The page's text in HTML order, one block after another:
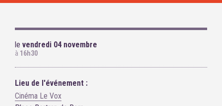
le vendredi 04 novembre
à 16h30
Lieu de l'événement :
Cinéma Le Vox